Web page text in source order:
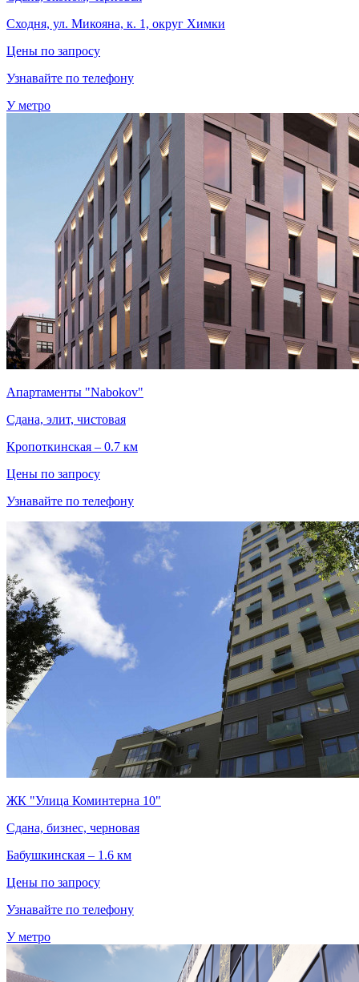
Сходня, ул. Микояна, к. 1, округ Химки
Цены по запросу
Узнавайте по телефону
У метро
Апартаменты "Nabokov"
Сдана, элит, чистовая
Кропоткинская – 0.7 км
Цены по запросу
Узнавайте по телефону
ЖК "Улица Коминтерна 10"
Сдана, бизнес, черновая
Бабушкинская – 1.6 км
Цены по запросу
Узнавайте по телефону
У метро